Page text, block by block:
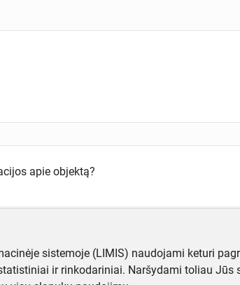
apie objektą?
sistemoje (LIMIS) naudojami keturi
ir rinkodariniai. Naršydami toliau Jūs